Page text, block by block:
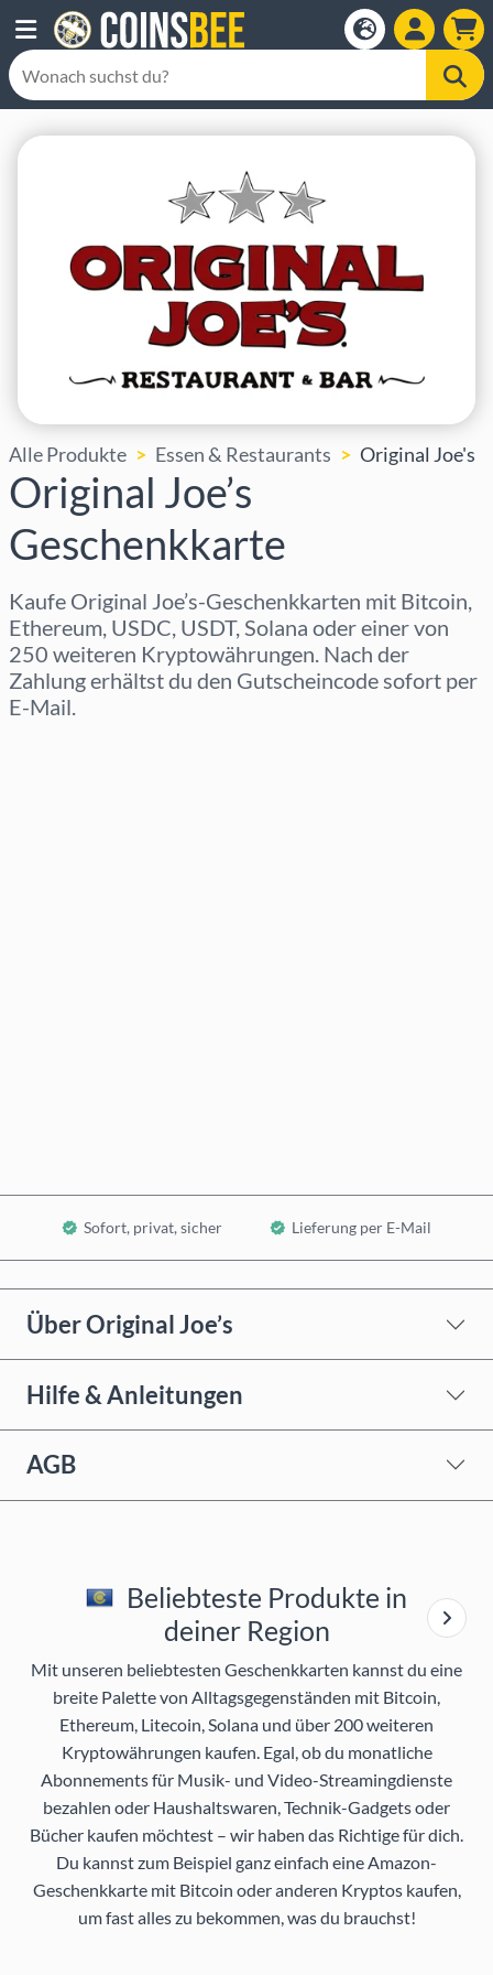
Alle Produkte Essen & Restaurants Original Joe's
Original Joe’s
Geschenkkarte
Kaufe Original Joe’s-Geschenkkarten mit Bitcoin,
Ethereum, USDC, USDT, Solana oder einer von
250 weiteren Kryptowährungen. Nach der
Zahlung erhältst du den Gutscheincode sofort per
E-Mail.
Sofort, privat, sicher Lieferung per E-Mail
Über Original Joe’s
Hilfe & Anleitungen
AGB
Beliebteste Produkte in
deiner Region
Mit unseren beliebtesten Geschenkkarten kannst du eine
breite Palette von Alltagsgegenständen mit Bitcoin,
Ethereum, Litecoin, Solana und über 200 weiteren
Kryptowährungen kaufen. Egal, ob du monatliche
Abonnements für Musik- und Video-Streamingdienste
bezahlen oder Haushaltswaren, Technik-Gadgets oder
Bücher kaufen möchtest – wir haben das Richtige für dich.
Du kannst zum Beispiel ganz einfach eine Amazon-
Geschenkkarte mit Bitcoin oder anderen Kryptos kaufen,
um fast alles zu bekommen, was du brauchst!